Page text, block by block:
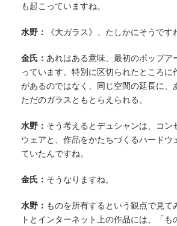
も起こっていますね。
水野： 《大ガラス》、たしかにそうです
金氏： あれはある意味、最初のポップア
っています。特別に区切られたところに
があるのではなく、同じ空間の延長に、
ただのガラスともとらえられる。
水野： そう考えるとデュシャンは、コン
ウェアと、作品をかたちづくるハードウ
ていたんですね。
金氏： そうなりますね。
水野： ものを所有するという観点で見て
トとインターネット上の作品には、「も